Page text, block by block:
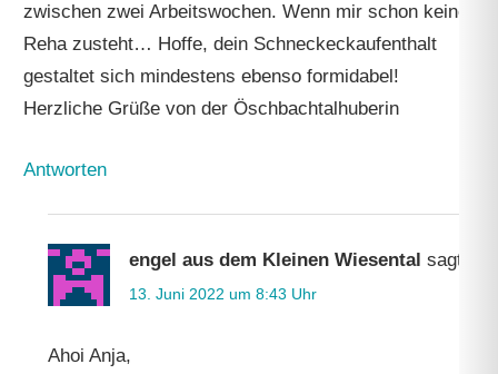
zwischen zwei Arbeitswochen. Wenn mir schon keine
Reha zusteht… Hoffe, dein Schneckeckaufenthalt
gestaltet sich mindestens ebenso formidabel!
Herzliche Grüße von der Öschbachtalhuberin
Antworten
engel aus dem Kleinen Wiesental sagt:
13. Juni 2022 um 8:43 Uhr
Ahoi Anja,